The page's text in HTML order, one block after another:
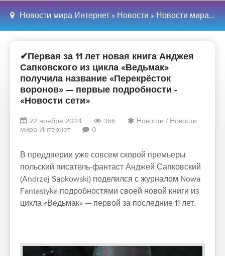
Новости мира Интернет » Новости » Новости мира Интернет
✔Первая за 11 лет новая книга Анджея
Сапковского из цикла «Ведьмак»
получила название «Перекрёсток
воронов» — первые подробности -
«Новости сети»
22 ноября 2024 366 Новости / Новости
мира Интернет
0
В преддверии уже совсем скорой премьеры
польский писатель-фантаст Анджей Сапковский
(Andrzej Sapkowski) поделился с журналом Nowa
Fantastyka подробностями своей новой книги из
цикла «Ведьмак» — первой за последние 11 лет.